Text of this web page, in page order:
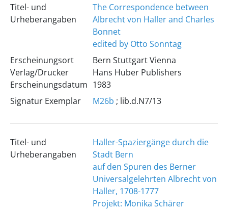
Titel- und
Urheberangaben
The Correspondence between
Albrecht von Haller and Charles
Bonnet
edited by Otto Sonntag
Erscheinungsort
Verlag/Drucker
Erscheinungsdatum
Bern Stuttgart Vienna
Hans Huber Publishers
1983
Signatur Exemplar
M26b ; lib.d.N7/13
Titel- und
Urheberangaben
Haller-Spaziergänge durch die
Stadt Bern
auf den Spuren des Berner
Universalgelehrten Albrecht von
Haller, 1708-1777
Projekt: Monika Schärer